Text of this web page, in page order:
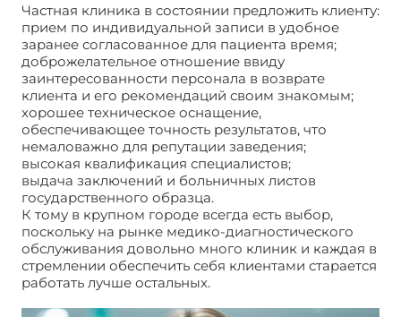
Частная клиника в состоянии предложить клиенту:
прием по индивидуальной записи в удобное
заранее согласованное для пациента время;
доброжелательное отношение ввиду
заинтересованности персонала в возврате
клиента и его рекомендаций своим знакомым;
хорошее техническое оснащение,
обеспечивающее точность результатов, что
немаловажно для репутации заведения;
высокая квалификация специалистов;
выдача заключений и больничных листов
государственного образца.
К тому в крупном городе всегда есть выбор,
поскольку на рынке медико-диагностического
обслуживания довольно много клиник и каждая в
стремлении обеспечить себя клиентами старается
работать лучше остальных.